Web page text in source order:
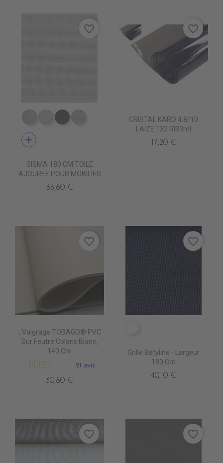
DB0209 QUELCY
DB5001 BLANC
DB5003 ACIER
DB0210 ENO
add
SIGMA 180 CM TOILE
AJOUREE POUR MOBILIER
33,60 €
favorite_border
CRISTAL KARO 4.8/10
LAIZE 132 Rl33ml
17,20 €
favorite_border
_Vaigrage TOBAGO® PVC
Sur Feutre Coloris Blanc,
140 Cm
21 avis
30,80 €
favorite_border
Grille Batyline - Largeur
180 Cm
40,10 €
favorite_border
favorite_border favorite_border